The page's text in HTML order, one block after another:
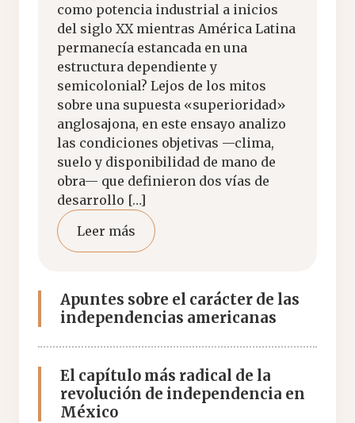
como potencia industrial a inicios
del siglo XX mientras América Latina
permanecía estancada en una
estructura dependiente y
semicolonial? Lejos de los mitos
sobre una supuesta «superioridad»
anglosajona, en este ensayo analizo
las condiciones objetivas —clima,
suelo y disponibilidad de mano de
obra— que definieron dos vías de
desarrollo […]
Leer más
Apuntes sobre el carácter de las
independencias americanas
El capítulo más radical de la
revolución de independencia en
México